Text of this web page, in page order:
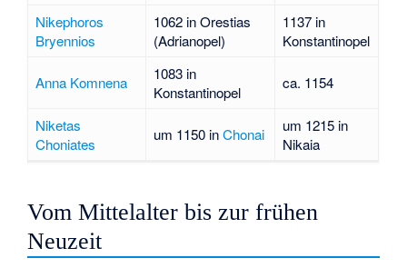
Nikephoros
Bryennios
1062 in Orestias
(Adrianopel)
1137 in
Konstantinopel
Anna Komnena
1083 in
Konstantinopel
ca. 1154
Niketas
Choniates
um 1150 inChonai
um 1215 in
Nikaia
Vom Mittelalter bis zur frühen
Neuzeit